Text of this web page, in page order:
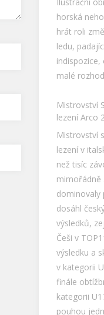
horská
hrát roli
ledu,
indispozice,
malé
Mistrovství
lezení Arco
Mistrovství
lezení v
než tisíc
mimořádně
dominovaly
dosáhl
výsledků,
Češi v
výsledku a
v kategorii
finále
kategorii
pouhou